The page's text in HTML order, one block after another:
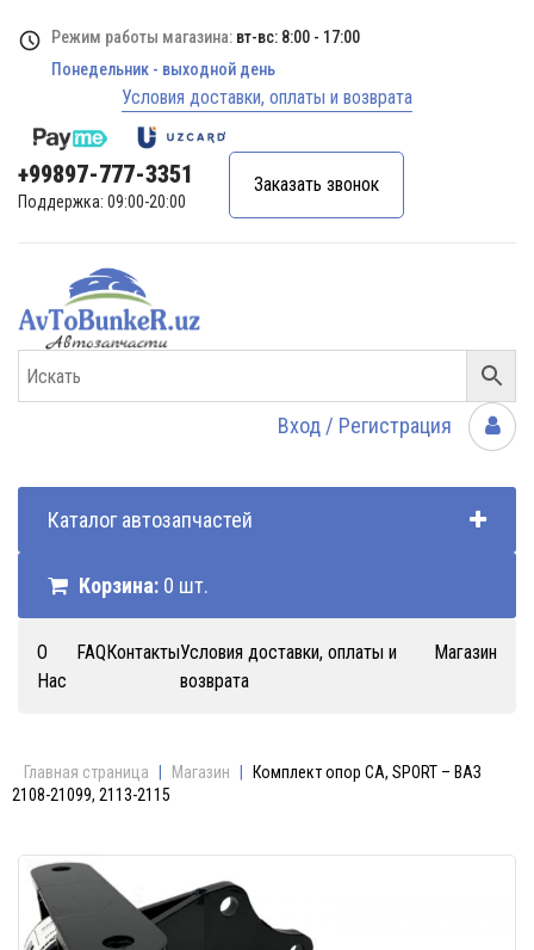
Режим работы магазина: вт-вс: 8:00 - 17:00
Понедельник - выходной день
Условия доставки, оплаты и возврата
+99897-777-3351
Поддержка: 09:00-20:00
Заказать звонок
Вход / Регистрация
Каталог автозапчастей
Корзина: 0 шт.
О
Нас
FAQКонтактыУсловия доставки, оплаты и
возврата
Магазин
Главная страница Магазин
Комплект опор CA, SPORT – ВАЗ
2108-21099, 2113-2115